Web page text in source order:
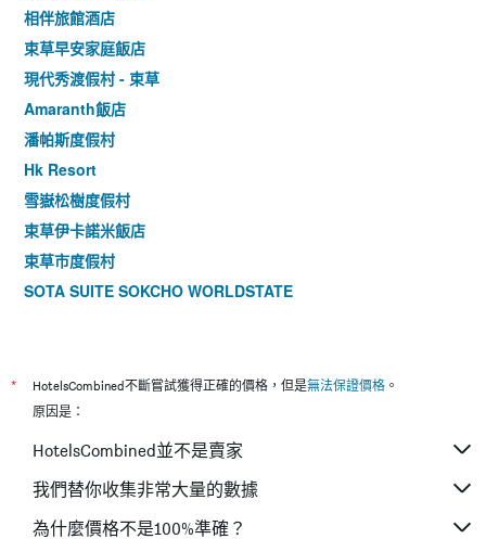
相伴旅館酒店
束草早安家庭飯店
現代秀渡假村 - 束草
Amaranth飯店
潘帕斯度假村
Hk Resort
雪嶽松樹度假村
束草伊卡諾米飯店
束草市度假村
SOTA SUITE SOKCHO WORLDSTATE
* HotelsCombined不斷嘗試獲得正確的價格，但是無法保證價格 。
原因是：
HotelsCombined並不是賣家
我們替你收集非常大量的數據
為什麼價格不是100%準確？